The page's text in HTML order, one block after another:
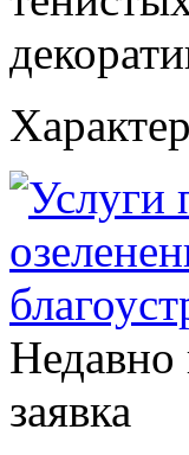
Недавно
заявка